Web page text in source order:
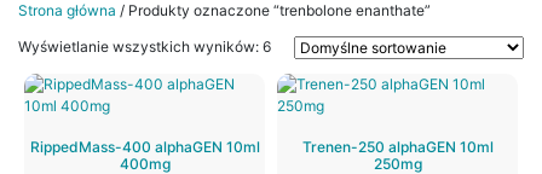
Strona główna / Produkty oznaczone “trenbolone enanthate”
Wyświetlanie wszystkich wyników: 6
RippedMass-400 alphaGEN 10ml
400mg
Trenen-250 alphaGEN 10ml
250mg